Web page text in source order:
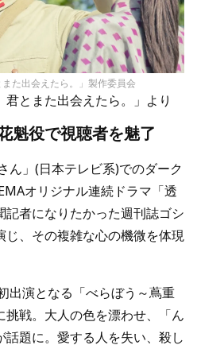
た出会えたら。」製作委員会
とまた出会えたら。」より
魁役で視聴者を魅了
ん」(日本テレビ系)でのダーク
オリジナル連続ドラマ「透
者になりたかった週刊誌ゴシ
じ、その複雑な心の機微を体現
出演となる「べらぼう～蔦重
戦。大人の色を漂わせ、「ん
題に。愛する人を失い、殺し